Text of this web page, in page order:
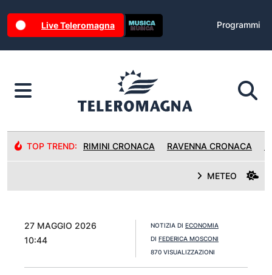
Live Teleromagna Programmi
TOP TREND: RIMINI CRONACA RAVENNA CRONACA
METEO
27 MAGGIO 2026
10:44
NOTIZIA DI ECONOMIA
DI FEDERICA MOSCONI
870 VISUALIZZAZIONI